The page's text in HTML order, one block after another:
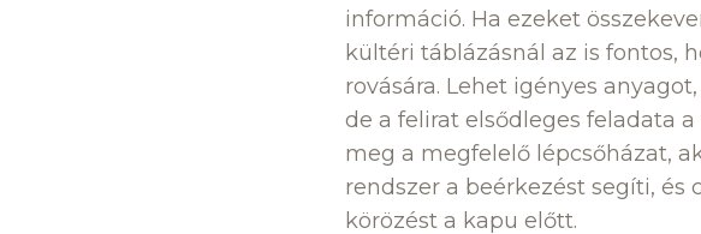
információ. Ha ezeket
kültéri táblázásnál az is fontos,
rovására. Lehet igényes
de a felirat elsődleges feladata
meg a megfelelő lépcsőházat,
rendszer a beérkezést segíti, és
körözést a kapu előtt.